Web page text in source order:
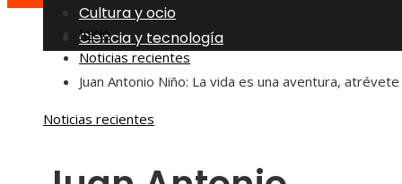
Cultura y ocio
Ciencia y tecnología
Inicio
Noticias recientes
Juan Antonio Niño: La vida es una aventura, atrévete
Noticias recientes